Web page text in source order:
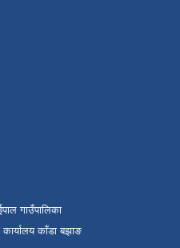
गाउँपालिका
कार्यालय काँडा बझाङ